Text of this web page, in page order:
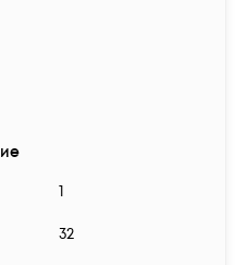
1
32